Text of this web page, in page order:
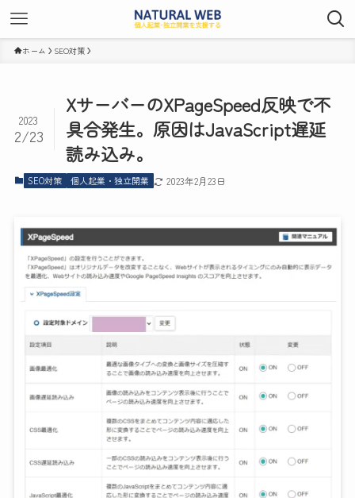
ホーム SEO対策
XサーバーのXPageSpeed反映で不
具合発生。原因はJavaScript遅延
読み込み。
2023
2/23
SEO対策 個人起業・独立開業 2023年2月23日